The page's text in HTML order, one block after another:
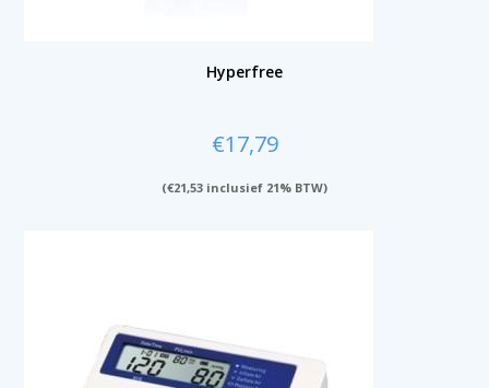
Hyperfree
€17,79
(€21,53 inclusief 21% BTW)